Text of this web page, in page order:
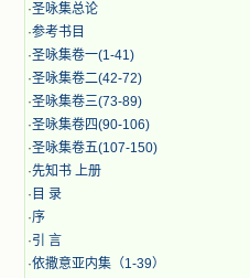
·圣咏集总论
·参考书目
·圣咏集卷一(1-41)
·圣咏集卷二(42-72)
·圣咏集卷三(73-89)
·圣咏集卷四(90-106)
·圣咏集卷五(107-150)
·先知书 上册
· 目 录
·序
·引 言
·​依撒意亚内集（1-39）